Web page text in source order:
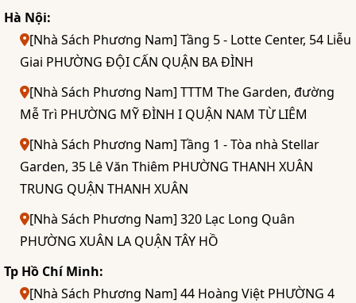
Hà Nội:
[Nhà Sách Phương Nam] Tầng 5 - Lotte Center, 54 Liễu
Giai PHƯỜNG ĐỘI CẤN QUẬN BA ĐÌNH
[Nhà Sách Phương Nam] TTTM The Garden, đường
Mễ Trì PHƯỜNG MỸ ĐÌNH I QUẬN NAM TỪ LIÊM
[Nhà Sách Phương Nam] Tầng 1 - Tòa nhà Stellar
Garden, 35 Lê Văn Thiêm PHƯỜNG THANH XUÂN
TRUNG QUẬN THANH XUÂN
[Nhà Sách Phương Nam] 320 Lạc Long Quân
PHƯỜNG XUÂN LA QUẬN TÂY HỒ
Tp Hồ Chí Minh:
[Nhà Sách Phương Nam] 44 Hoàng Việt PHƯỜNG 4